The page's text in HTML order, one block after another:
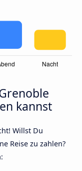
kannst
Willst Du
Reise zu zahlen?